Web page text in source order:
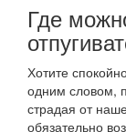
Где
Хотите
одним словом,
страдая от
обязательно